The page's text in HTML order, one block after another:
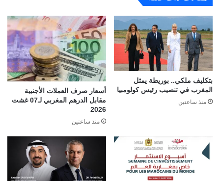
بتكليف ملكي.. بوريطة يمثل
المغرب في تنصيب رئيس كولومبيا
منذ ساعتين
أسعار صرف العملات الأجنبية
مقابل الدرهم المغربي لـ07 غشت
2026
منذ ساعتين